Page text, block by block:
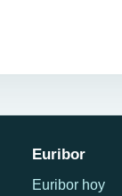
Euribor
Euribor hoy